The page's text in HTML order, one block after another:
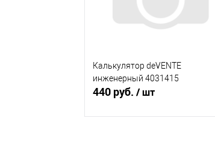
Калькулятор deVENTE
инженерный 4031415
440 руб. / шт